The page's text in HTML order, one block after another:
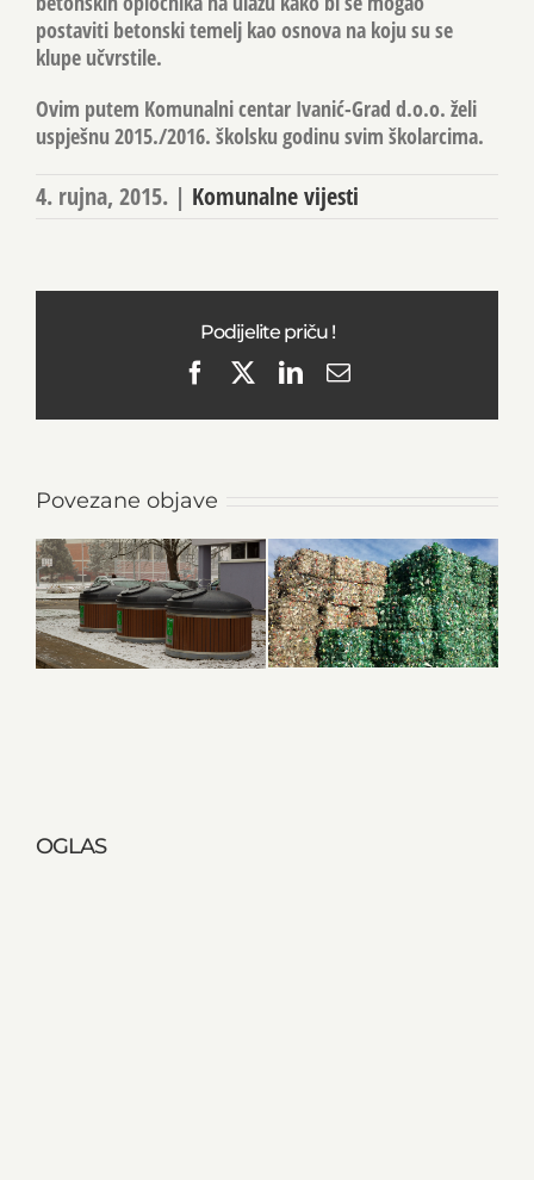
postaviti betonski temelj kao osnova na koju su se
klupe učvrstile.
Ovim putem Komunalni centar Ivanić-Grad d.o.o. želi
uspješnu 2015./2016. školsku godinu svim školarcima.
4. rujna, 2015. | Komunalne vijesti
Podijelite priču !
FacebookLinkedIn
Email
Povezane objave
OGLAS